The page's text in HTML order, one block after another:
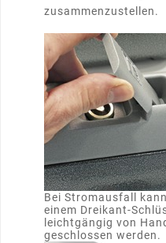
zusammenzustellen.
Bei Stromausfall
einem Dreikant-
leichtgängig von
geschlossen werden.